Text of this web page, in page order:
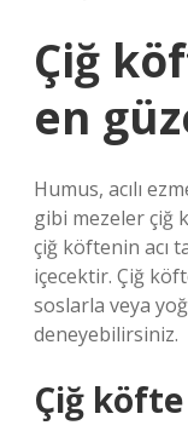
Çiğ
en
Humus, acılı
gibi mezeler çiğ
çiğ köftenin acı
içecektir. Çiğ
soslarla veya
deneyebilirsiniz.
Çiğ